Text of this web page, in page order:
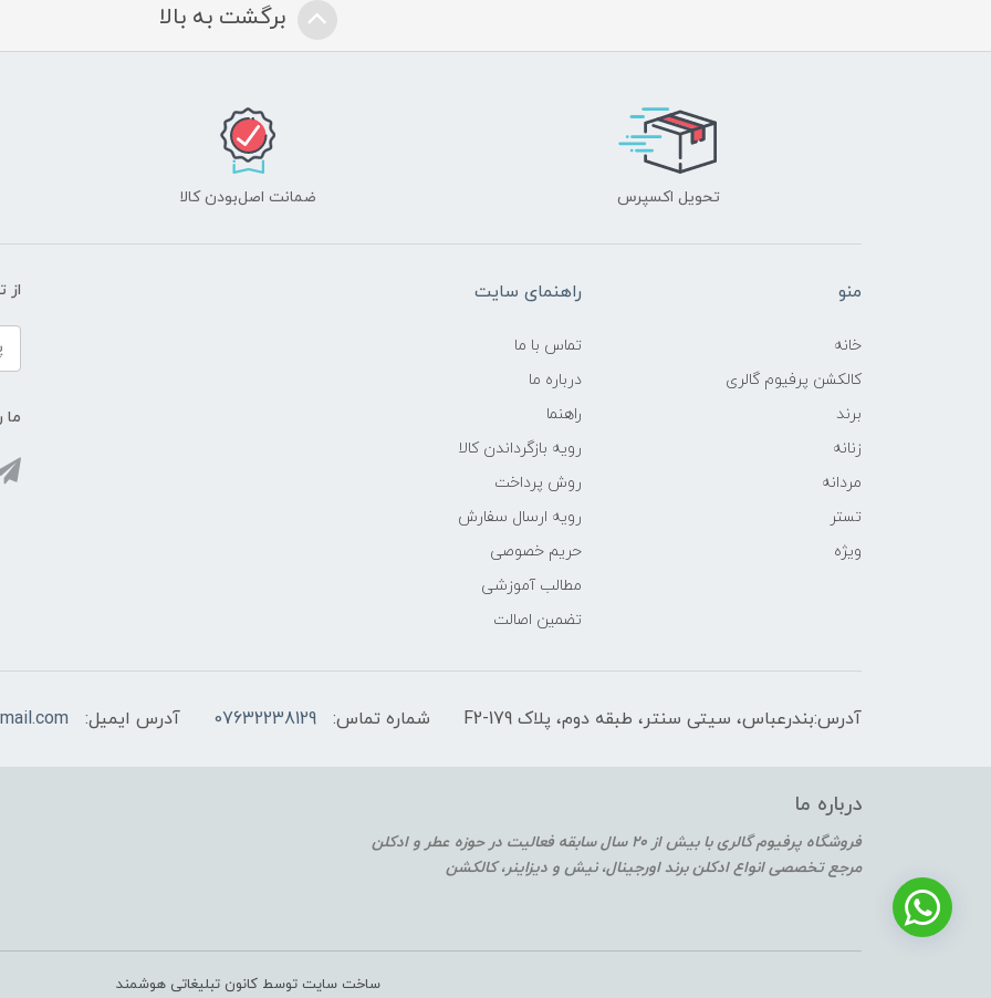
برگشت به بالا
تحویل اکسپرس ضمانت اصل‌بودن کالا
منو
خانه
کالکشن پرفیوم گالری
برند
زنانه
مردانه
تستر
ویژه
راهنمای سایت
تماس با ما
درباره ما
راهنما
رویه‌ بازگرداندن کالا
روش پرداخت
رویه ارسال سفارش
حریم خصوصی
مطالب آموزشی
تضمین اصالت
از
ما
آدرس:بندرعباس، سیتی سنتر، طبقه دوم، پلاک F2-179 شماره تماس: 07632238129 آدرس ایمیل:
درباره ما
فروشگاه پرفیوم گالری با بیش از 20 سال سابقه فعالیت در حوزه عطر و ادکلن
مرجع تخصصی انواع ادکلن برند اورجینال، نیش و دیزاینر، کالکشن
ساخت سایت توسط کانون تبلیغاتی هوشمند